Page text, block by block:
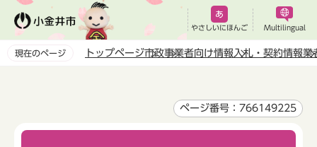
ペ
やさしいにほんご Multilingual
現在のページ トップページ市政事業者向け情報 入札・契約情報業
ページ番号：766149225